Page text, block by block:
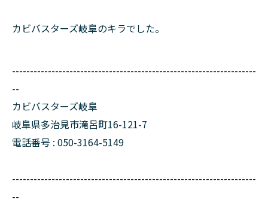
カビバスターズ岐阜のキラでした。
--------------------------------------------------------------------
--
カビバスターズ岐阜
岐阜県多治見市滝呂町16-121-7
電話番号 : 050-3164-5149
--------------------------------------------------------------------
--